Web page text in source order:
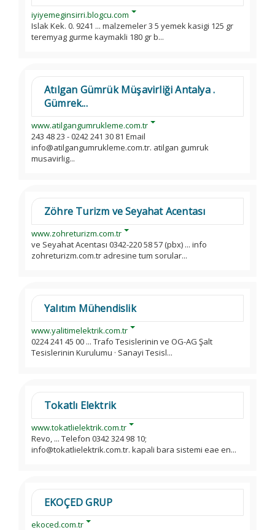
iyiyemeginsirri.blogcu.com
Islak Kek. 0. 9241 ... malzemeler 3 5 yemek kasigi 125 gr
teremyag gurme kaymakli 180 gr b...
Atılgan Gümrük Müşavirliği Antalya .
Gümrek...
www.atilgangumrukleme.com.tr
243 48 23 - 0242 241 30 81 Email
info@atilgangumrukleme.com.tr. atilgan gumruk
musavirlig...
Zöhre Turizm ve Seyahat Acentası
www.zohreturizm.com.tr
ve Seyahat Acentası 0342-220 58 57 (pbx) ... info
zohreturizm.com.tr adresine tum sorular...
Yalıtım Mühendislik
www.yalitimelektrik.com.tr
0224 241 45 00 ... Trafo Tesislerinin ve OG-AG Şalt
Tesislerinin Kurulumu · Sanayi Tesisl...
Tokatlı Elektrik
www.tokatlielektrik.com.tr
Revo, ... Telefon 0342 324 98 10;
info@tokatlielektrik.com.tr. kapali bara sistemi eae en...
EKOÇED GRUP
ekoced.com.tr